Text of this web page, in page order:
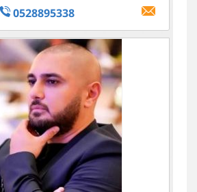
0528895338
0523307111